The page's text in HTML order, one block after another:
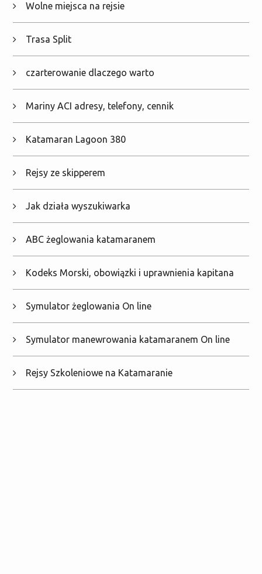
Wolne miejsca na rejsie
Trasa Split
czarterowanie dlaczego warto
Mariny ACI adresy, telefony, cennik
Katamaran Lagoon 380
Rejsy ze skipperem
Jak działa wyszukiwarka
ABC żeglowania katamaranem
Kodeks Morski, obowiązki i uprawnienia kapitana
Symulator żeglowania On line
Symulator manewrowania katamaranem On line
Rejsy Szkoleniowe na Katamaranie